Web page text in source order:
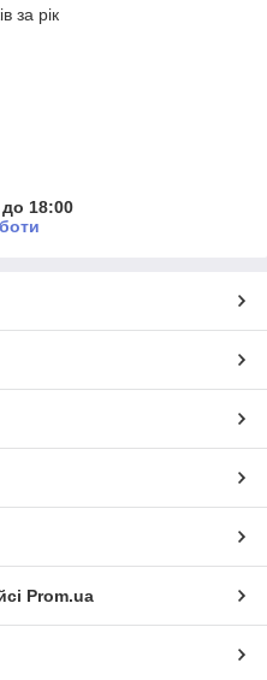
за рік
18:00
Prom.ua